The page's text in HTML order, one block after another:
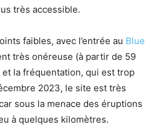
très accessible.
faibles, avec l’entrée au Blue
très onéreuse (à partir de 59
la fréquentation, qui est trop
2023, le site est très
sous la menace des éruptions
à quelques kilomètres.